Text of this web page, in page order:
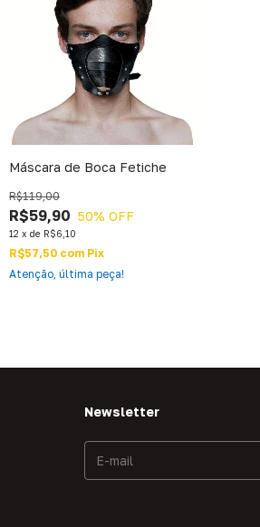
Máscara de Boca Fetiche
R$59,90
R$119,00
50% OFF
12 xde R$6,10
R$57,50 com Pix
Atenção, última peça!
Newsletter